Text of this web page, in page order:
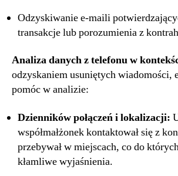
Odzyskiwanie e-maili
transakcje lub porozumienia z
Analiza danych z telefonu w
odzyskaniem usuniętych wiadomości,
pomóc w analizie:
Dzienników połączeń i lokalizacji:
współmałżonek kontaktował się z
przebywał w miejscach, co do których
kłamliwe wyjaśnienia.